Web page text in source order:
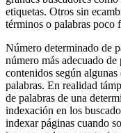
etiquetas. Otros sin
términos o palabras poco
Número determinado de
número más adecuado
contenidos según
palabras. En realidad
de palabras de una
indexación en los
indexar páginas cuando